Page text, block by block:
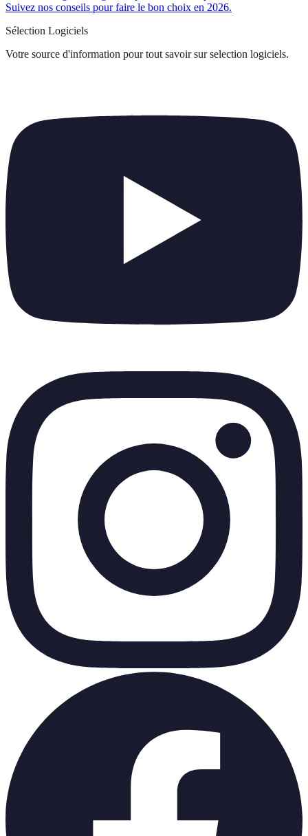
Suivez nos conseils pour faire le bon choix en 2026.
Sélection Logiciels
Votre source d'information pour tout savoir sur selection logiciels.